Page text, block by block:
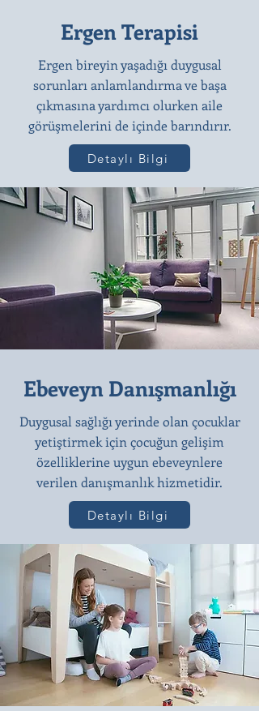
Ergen Terapisi
Ergen bireyin yaşadığı duygusal
sorunları anlamlandırma ve başa
çıkmasına yardımcı olurken aile
görüşmelerini de içinde barındırır.
Detaylı Bilgi
Ebeveyn Danışmanlığı
Duygusal sağlığı yerinde olan çocuklar
yetiştirmek için çocuğun gelişim
özelliklerine uygun ebeveynlere
verilen danışmanlık hizmetidir.
Detaylı Bilgi